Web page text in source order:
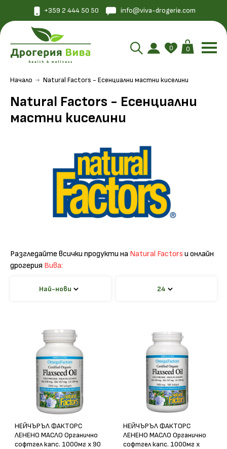
+359 2 444 50 50 info@viva-drogerie.com
0 0
Начало Natural Factors - Есенциални мастни киселини
Natural Factors - Есенциални
мастни киселини
Разгледайте всички продукти на Natural Factors и онлайн
дрогерия Вива:
Най-нови 24
НЕЙЧЪРЪЛ ФАКТОРС
ЛЕНЕНО МАСЛО Органично
софтгел капс. 1000мг х 90
НЕЙЧЪРЪЛ ФАКТОРС
ЛЕНЕНО МАСЛО Органично
софтгел капс. 1000мг х